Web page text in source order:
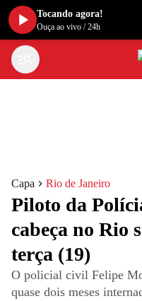
Capa Rio de Janeiro
Piloto da
cabeça no Rio
terça (19)
O policial civil Felipe
quase dois meses
Tocando agora!
Ouça ao vivo /24h